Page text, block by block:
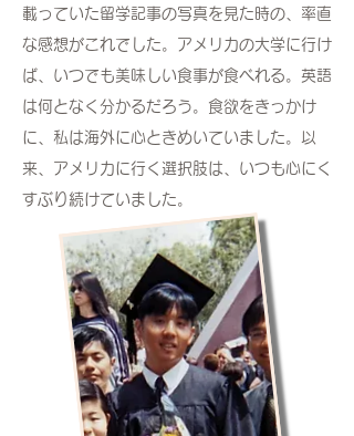
載っていた留学記事の写真を見た時の、率直
な感想がこれでした。アメリカの大学に行け
ば、いつでも美味しい食事が食べれる。英語
は何となく分かるだろう。食欲をきっかけ
に、私は海外に心ときめいていました。以
来、アメリカに行く選択肢は、いつも心にく
すぶり続けていました。